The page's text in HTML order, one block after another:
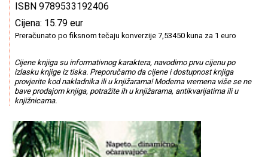
ISBN 9789533192406
Cijena: 15.79 eur
Preračunato po fiksnom tečaju konverzije 7,53450 kuna za 1 euro
Cijene knjiga su informativnog karaktera, navodimo prvu cijenu po
izlasku knjige iz tiska. Preporučamo da cijene i dostupnost knjiga
provjerite kod nakladnika ili u knjižarama! Moderna vremena više se ne
bave prodajom knjiga, potražite ih u knjižarama, antikvarijatima ili u
knjižnicama.